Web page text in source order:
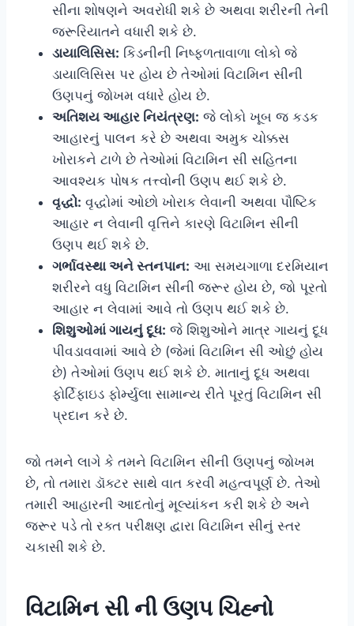
સીના શોષણને અવરોધી શકે છે અથવા શરીરની તેની
જરૂરિયાતને વધારી શકે છે.
ડાયાલિસિસ: કિડનીની નિષ્ફળતાવાળા લોકો જે
ડાયાલિસિસ પર હોય છે તેઓમાં વિટામિન સીની
ઉણપનું જોખમ વધારે હોય છે.
અતિશય આહાર નિયંત્રણ: જે લોકો ખૂબ જ કડક
આહારનું પાલન કરે છે અથવા અમુક ચોક્કસ
ખોરાકને ટાળે છે તેઓમાં વિટામિન સી સહિતના
આવશ્યક પોષક તત્ત્વોની ઉણપ થઈ શકે છે.
વૃદ્ધો: વૃદ્ધોમાં ઓછો ખોરાક લેવાની અથવા પૌષ્ટિક
આહાર ન લેવાની વૃત્તિને કારણે વિટામિન સીની
ઉણપ થઈ શકે છે.
ગર્ભાવસ્થા અને સ્તનપાન: આ સમયગાળા દરમિયાન
શરીરને વધુ વિટામિન સીની જરૂર હોય છે, જો પૂરતો
આહાર ન લેવામાં આવે તો ઉણપ થઈ શકે છે.
શિશુઓમાં ગાયનું દૂધ: જે શિશુઓને માત્ર ગાયનું દૂધ
પીવડાવવામાં આવે છે (જેમાં વિટામિન સી ઓછું હોય
છે) તેઓમાં ઉણપ થઈ શકે છે. માતાનું દૂધ અથવા
ફોર્ટિફાઇડ ફોર્મ્યુલા સામાન્ય રીતે પૂરતું વિટામિન સી
પ્રદાન કરે છે.
જો તમને લાગે કે તમને વિટામિન સીની ઉણપનું જોખમ
છે, તો તમારા ડૉક્ટર સાથે વાત કરવી મહત્વપૂર્ણ છે. તેઓ
તમારી આહારની આદતોનું મૂલ્યાંકન કરી શકે છે અને
જરૂર પડે તો રક્ત પરીક્ષણ દ્વારા વિટામિન સીનું સ્તર
ચકાસી શકે છે.
વિટામિન સી ની ઉણપ ચિહ્નો